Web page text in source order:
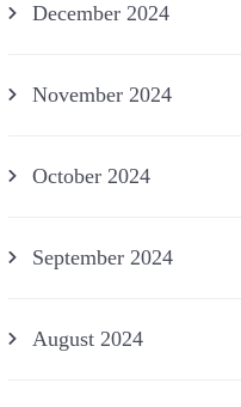
December 2024
November 2024
October 2024
September 2024
August 2024